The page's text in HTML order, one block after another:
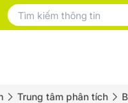
Trung tâm phân tích